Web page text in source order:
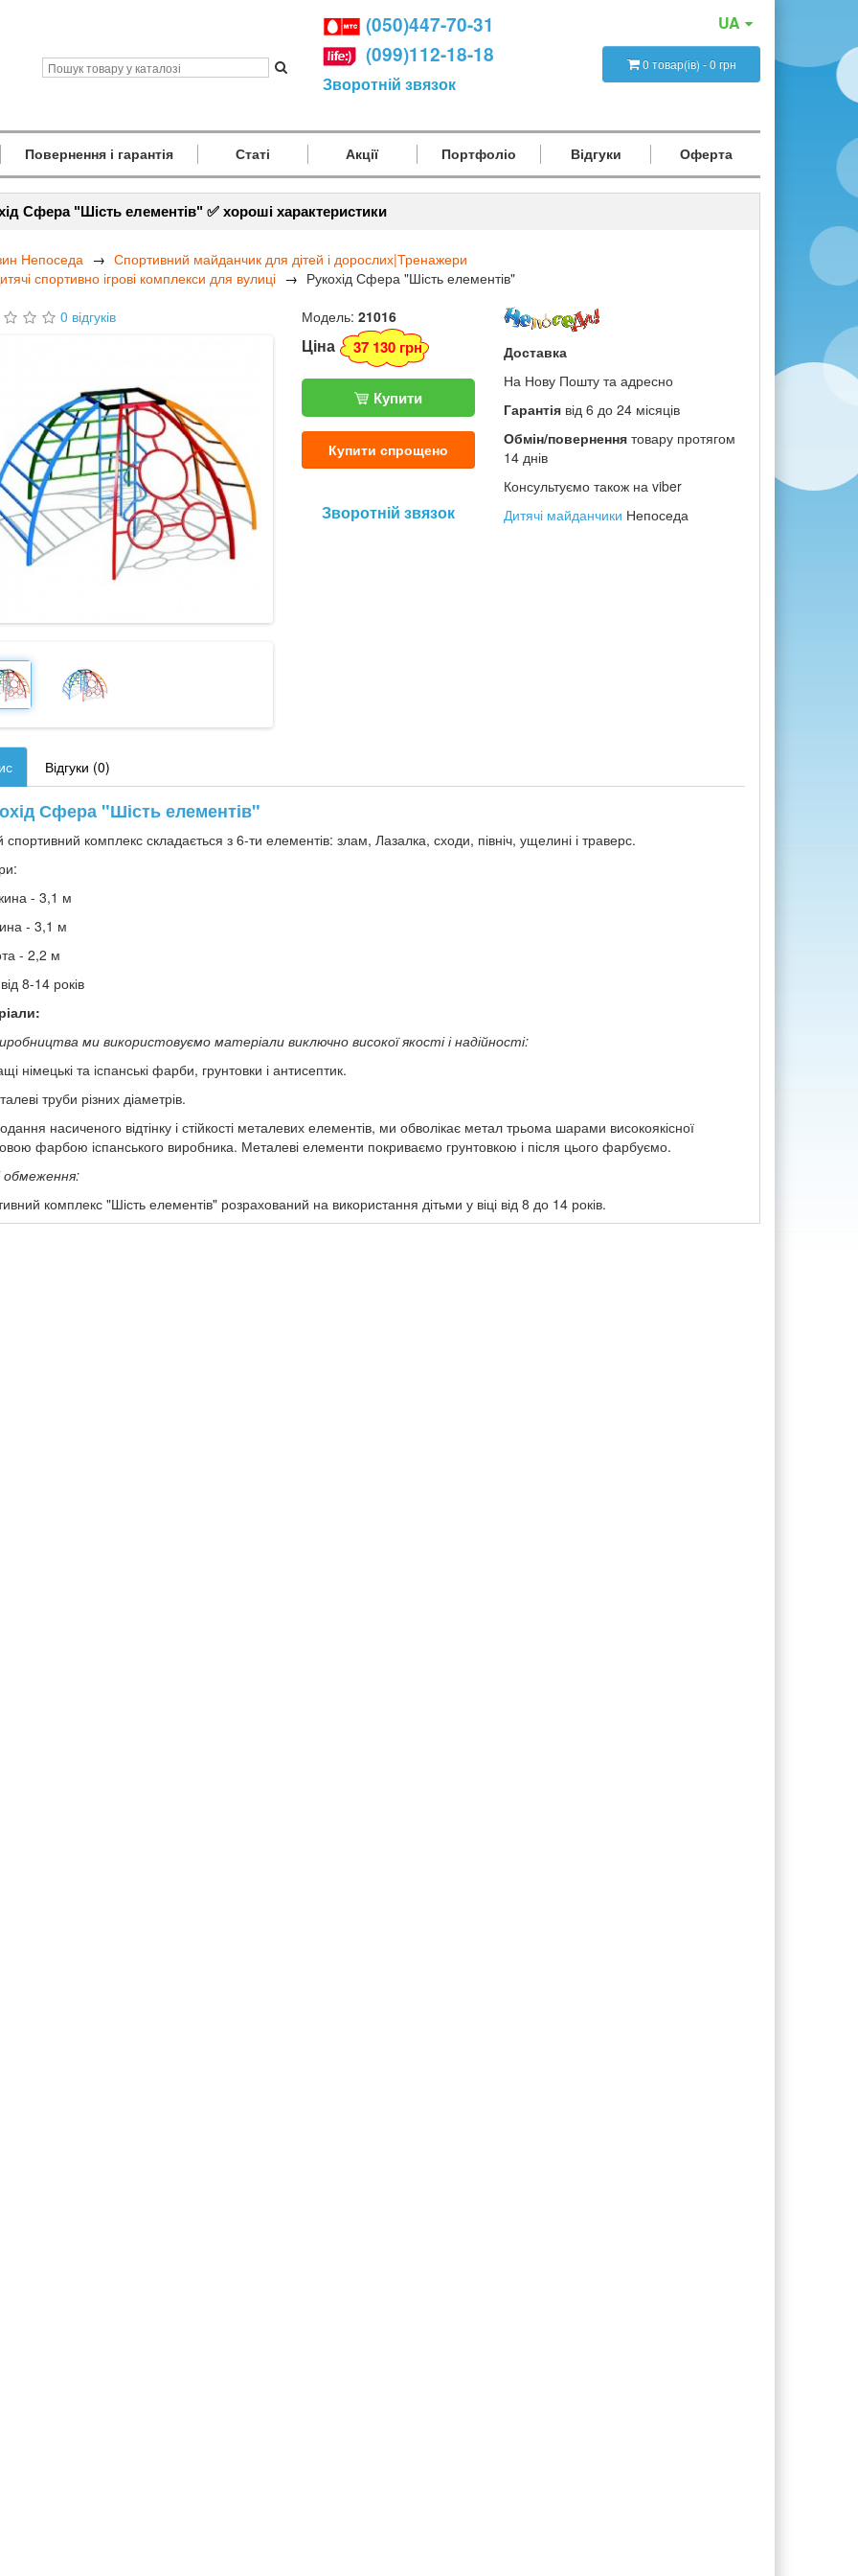
(050)447-70-31
(099)112-18-18
Зворотній звязок
UA
0 товар(ів) - 0 грн
Повернення і гарантія Статі Акції Портфоліо Відгуки Оферта
Сфера "Шість елементів" ✅ хороші характеристики
Непоседа
Спортивний майданчик для дітей і дорослих|Тренажери
спортивно ігрові комплекси для вулиці
Рукохід Сфера "Шість елементів"
0 відгуків
Модель: 21016
Ціна 37 130 грн
Купити
Купити спрощено
Зворотній звязок
Доставка
На Нову Пошту та адресно
Гарантія від 6 до 24 місяців
Обмін/повернення товару протягом
14 днів
Консультуємо також на viber
Дитячі майданчики Непоседа
Відгуки (0)
Сфера "Шість елементів"
комплекс складається з 6-ти елементів: злам, Лазалка, сходи, північ, ущелині і траверс.
- 3,1 м
- 3,1 м
- 2,2 м
8-14 років
ми використовуємо матеріали виключно високої якості і надійності:
німецькі та іспанські фарби, грунтовки і антисептик.
труби різних діаметрів.
насиченого відтінку і стійкості металевих елементів, ми обволікає метал трьома шарами високоякісної
фарбою іспанського виробника. Металеві елементи покриваємо грунтовкою і після цього фарбуємо.
обмеження:
комплекс "Шість елементів" розрахований на використання дітьми у віці від 8 до 14 років.